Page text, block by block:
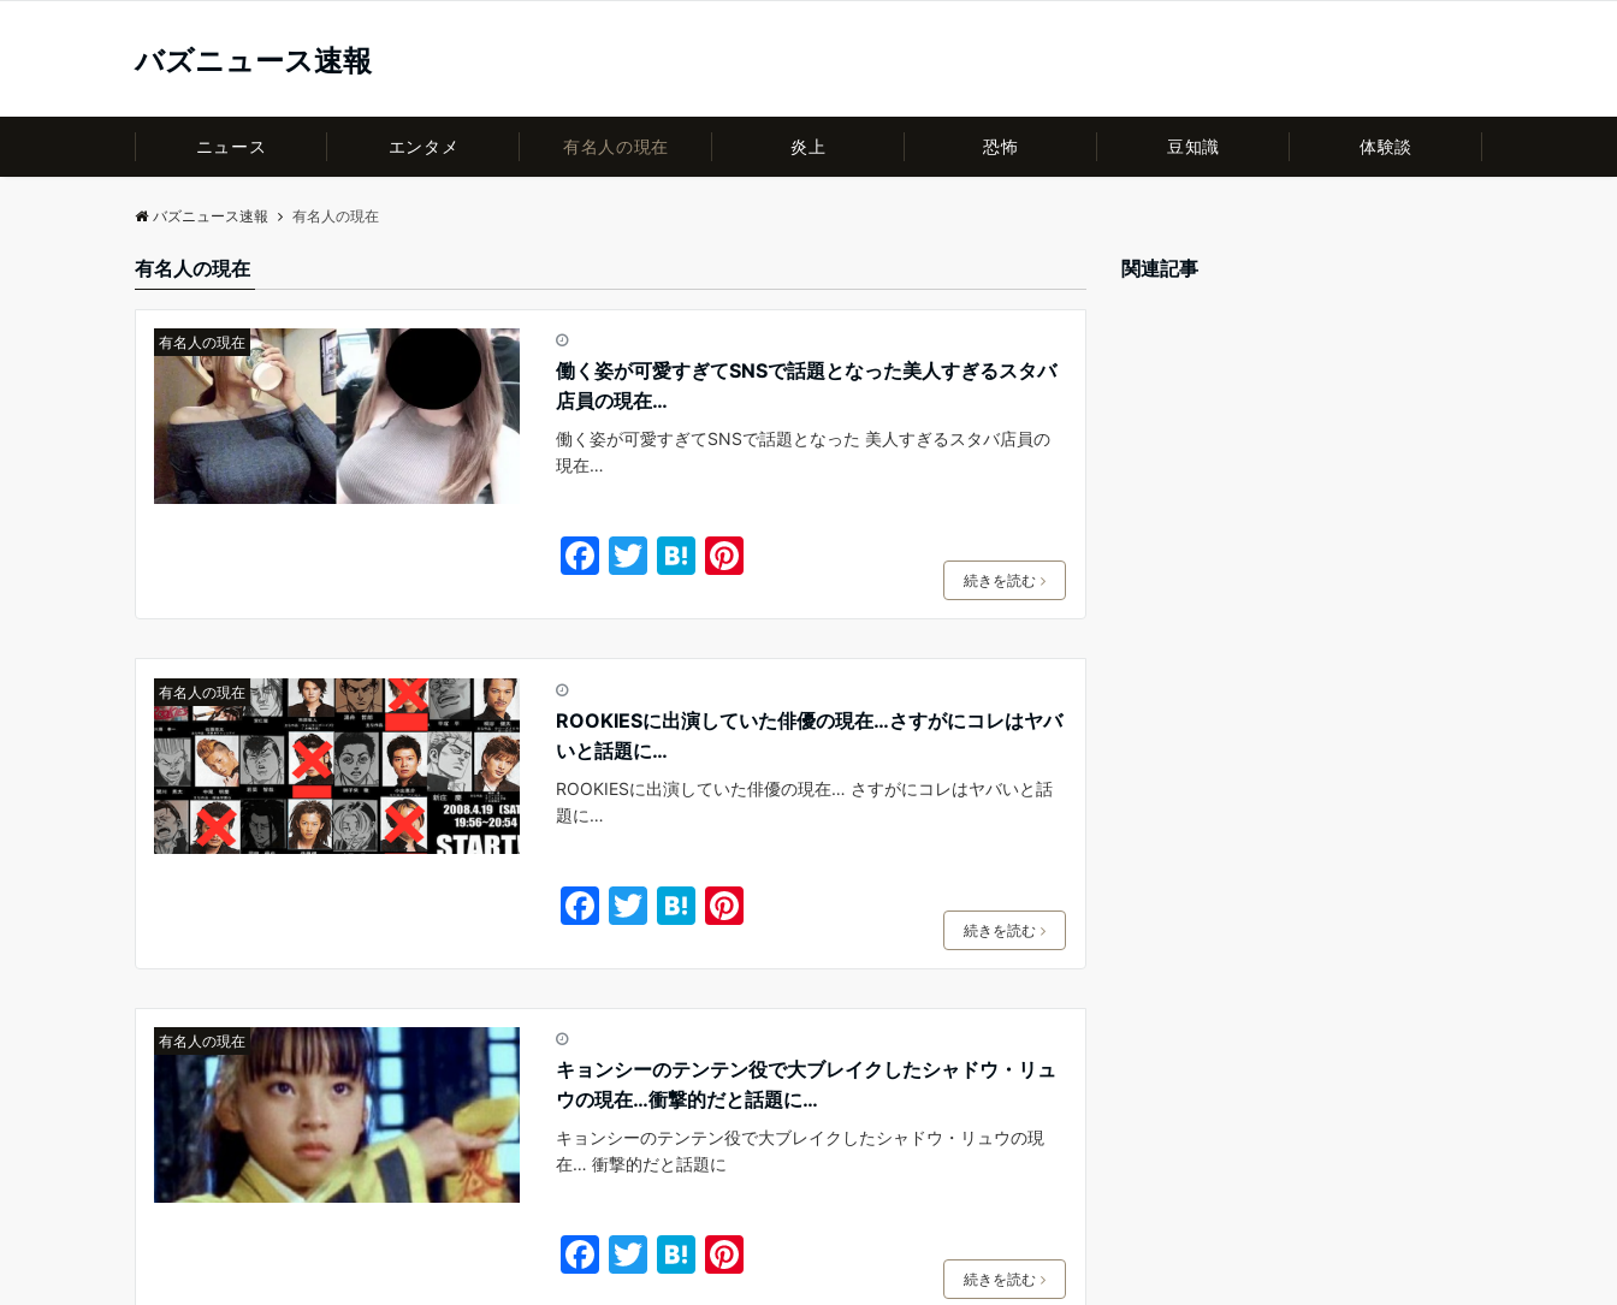
バズニュース速報
ニュース エンタメ 有名人の現在 炎上 恐怖 豆知識 体験談
バズニュース速報 有名人の現在
有名人の現在
有名人の現在
働く姿が可愛すぎてSNSで話題となった美人すぎるスタバ
店員の現在…
働く姿が可愛すぎてSNSで話題となった 美人すぎるスタバ店員の
現在…
F
c
e
b
o
o
k
T
itt
er
H
e
n
a
Pi
er
e
st
続きを読む
有名人の現在
ROOKIESに出演していた俳優の現在…さすがにコレはヤバ
いと話題に…
ROOKIESに出演していた俳優の現在… さすがにコレはヤバいと話
題に…
F
c
e
b
o
o
k
T
itt
er
H
e
n
a
Pi
er
e
st
続きを読む
有名人の現在
キョンシーのテンテン役で大ブレイクしたシャドウ・リュ
ウの現在…衝撃的だと話題に…
キョンシーのテンテン役で大ブレイクしたシャドウ・リュウの現
在… 衝撃的だと話題に
F T H Pi
続きを読む
関連記事